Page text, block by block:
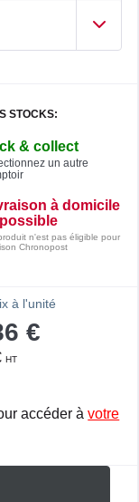
STOCKS:
& collect
un autre
à domicile
n'est pas éligible pour
Chronopost
à l'unité
€
HT
accéder àvotre